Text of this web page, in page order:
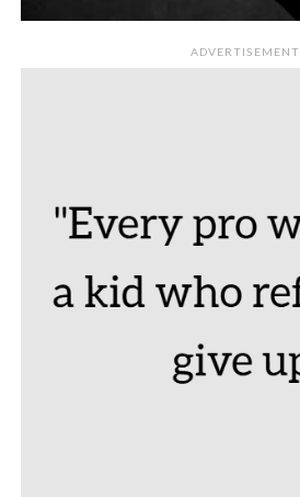
ADVERTISEMENT